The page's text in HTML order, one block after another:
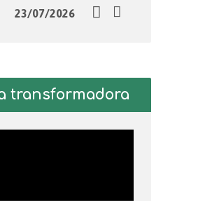
23/07/2026
transformadora